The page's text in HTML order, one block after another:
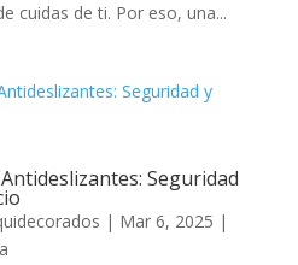
cuidas de ti. Por eso, una...
Seguridad
| Mar 6, 2025 |